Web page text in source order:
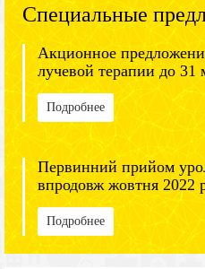
Специальные
Акционное
лучевой терапии до 31
Подробнее
Первинний прийом
впродовж жовтня 2022
Подробнее